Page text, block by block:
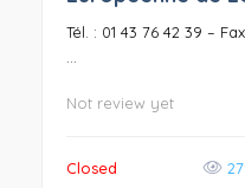
Tél. : 01 43 76 42 39 –
Not review yet
Closed